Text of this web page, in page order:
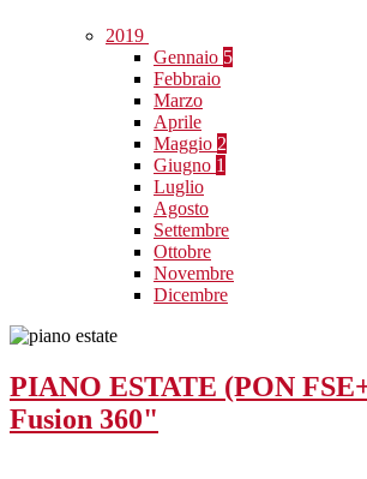
2019
Gennaio 5
Febbraio
Marzo
Aprile
Maggio 2
Giugno 1
Luglio
Agosto
Settembre
Ottobre
Novembre
Dicembre
PIANO ESTATE (PON
Fusion 360"